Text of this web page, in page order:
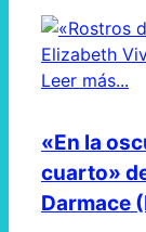
Leer más...
«En la
cuarto»
Darmace